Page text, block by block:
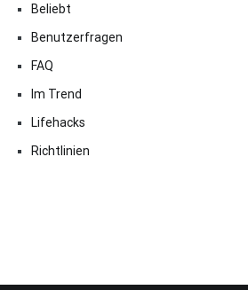
Beliebt
Benutzerfragen
FAQ
Im Trend
Lifehacks
Richtlinien